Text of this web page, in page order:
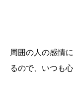
周囲の人の感情
るので、いつも